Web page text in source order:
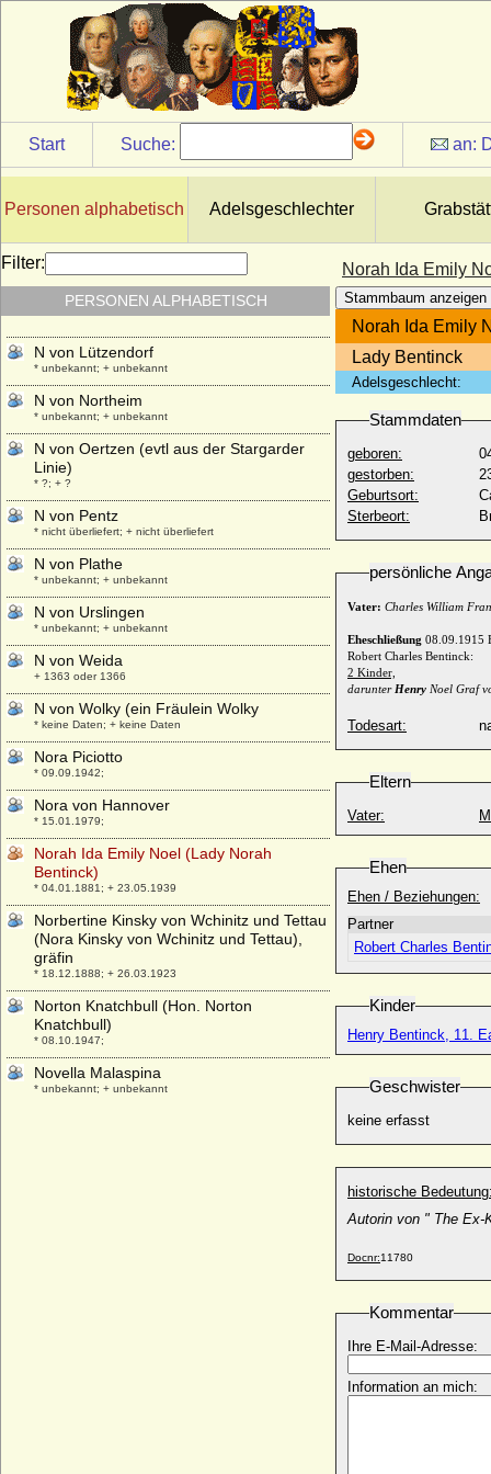
Start Suche: an:
Personen alphabetisch Adelsgeschlechter
Norah Ida Emily
Stammbaum anzeigen
Norah Ida Emily
Lady Bentinck
Adelsgeschlecht:
Stammdaten
geboren:
gestorben:
Geburtsort:
Sterbeort:
persönliche
Vater: Charles William
Eheschließung 08.09.1915
Robert Charles Bentinck:
2 Kinder,
darunterHenry Noel Graf
Todesart:
Eltern
Vater:
Ehen
Ehen / Beziehungen:
Partner
Robert Charles
Kinder
Henry Bentinck, 11.
Geschwister
keine erfasst
historische
Autorin von " The Ex-
Docnr:11780
Kommentar
Ihre E-Mail-Adresse:
Information an mich:
Filter:
PERSONEN ALPHABETISCH
NN von Ungarn
* unbekannt; + nach 987
NN von Winzenburg
* 1149; + vor 1204
NN von Züle (a.d.H. Boitzenburg)
* keine Daten; + keine Daten
* nicht überliefert; + nicht überliefert
N von Alvensleben
N von Beerfelde
* um 1434; + ?
N von Bonin
* ?; + ?
N von Lützendorf
* unbekannt; + unbekannt
N von Northeim
* unbekannt; + unbekannt
N von Oertzen (evtl aus der Stargarder
Linie)
* ?; + ?
N von Pentz
* nicht überliefert; + nicht überliefert
N von Plathe
* unbekannt; + unbekannt
N von Urslingen
* unbekannt; + unbekannt
N von Weida
+ 1363 oder 1366
N von Wolky (ein Fräulein Wolky
* keine Daten; + keine Daten
Nora Piciotto
* 09.09.1942;
Nora von Hannover
* 15.01.1979;
Norah Ida Emily Noel (Lady Norah
Bentinck)
* 04.01.1881; + 23.05.1939
Norbertine Kinsky von Wchinitz und Tettau
(Nora Kinsky von Wchinitz und Tettau),
gräfin
* 18.12.1888; + 26.03.1923
Norton Knatchbull (Hon. Norton
Knatchbull)
* 08.10.1947;
Novella Malaspina
* unbekannt; + unbekannt